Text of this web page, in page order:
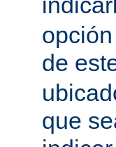
de
que